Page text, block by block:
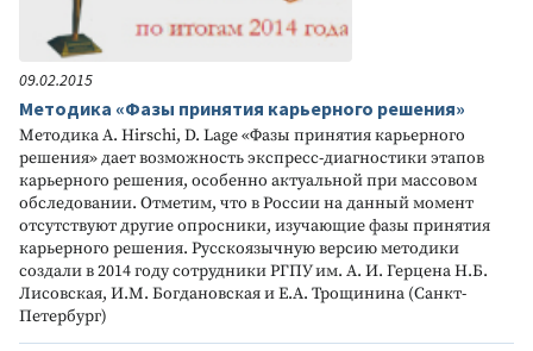
09.02.2015
Методика «Фазы принятия карьерного решения»
Методика A. Hirschi, D. Lage «Фазы принятия карьерного
решения» дает возможность экспресс-диагностики этапов
карьерного решения, особенно актуальной при массовом
обследовании. Отметим, что в России на данный момент
отсутствуют другие опросники, изучающие фазы принятия
карьерного решения. Русскоязычную версию методики
создали в 2014 году сотрудники РГПУ им. А. И. Герцена Н.Б.
Лисовская, И.М. Богдановская и Е.А. Трощинина (Санкт-
Петербург)